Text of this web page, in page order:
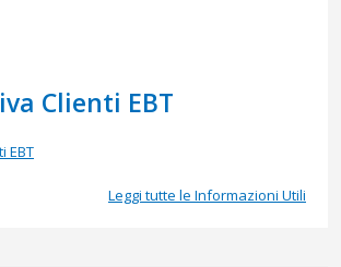
Clienti EBT
EBT
Leggi tutte le Informazioni Utili